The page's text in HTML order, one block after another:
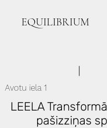
EQUILIBRIUM
Avotu iela 1
LEELA
pašizziņas